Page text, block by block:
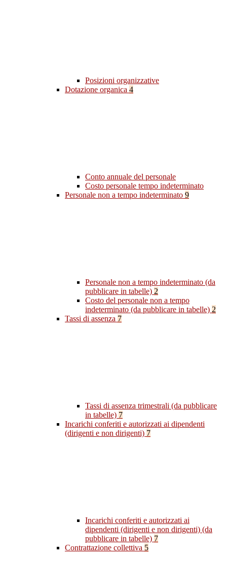
Posizioni organizzative
Dotazione organica 4
Conto annuale del personale
Costo personale tempo indeterminato
Personale non a tempo indeterminato 9
Personale non a tempo indeterminato (da
pubblicare in tabelle) 2
Costo del personale non a tempo
indeterminato (da pubblicare in tabelle) 2
Tassi di assenza 7
Tassi di assenza trimestrali (da pubblicare
in tabelle) 7
Incarichi conferiti e autorizzati ai dipendenti
(dirigenti e non dirigenti) 7
Incarichi conferiti e autorizzati ai
dipendenti (dirigenti e non dirigenti) (da
pubblicare in tabelle) 7
Contrattazione collettiva 5